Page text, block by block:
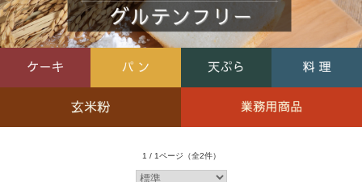
1 / 1ページ （全2件）